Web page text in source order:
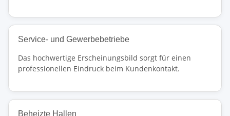
Service- und Gewerbebetriebe
Das hochwertige Erscheinungsbild sorgt für einen
professionellen Eindruck beim Kundenkontakt.
Beheizte Hallen